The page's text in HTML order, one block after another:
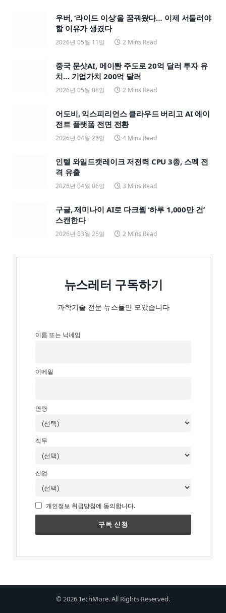
우버, ‘라이드 이상’을 꿈꿔왔다… 이제 서둘러야
할 이유가 생겼다
2026년 05월 11일 2 Mins Read
중국 문샷AI, 메이퇀 주도로 20억 달러 투자 유
치… 기업가치 200억 달러
2026년 05월 08일 2 Mins Read
어도비, 익스피리언스 클라우드 버리고 AI 에이
전트 플랫폼 전면 전환
2026년 04월 28일 4 Mins Read
인텔 와일드캣레이크 저전력 CPU 3종, 스펙 전
격 유출
2026년 04월 06일 3 Mins Read
구글, 제미나이 AI로 다크웹 ‘하루 1,000만 건’
스캔한다
2026년 03월 25일 2 Mins Read
뉴스레터 구독하기
과학기술 전문 뉴스들만 모았습니다
이름 또는 닉네임
이메일
연령
직무
산업
개인정보 취급방침에 동의합니다.
© 2026 TechMore. All Rights Reserved.